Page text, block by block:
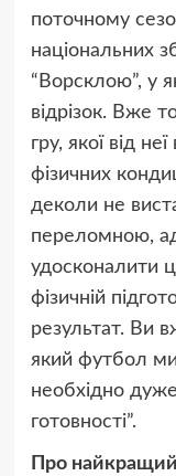
поточному
національних
“Ворсклою”, у
відрізок. Вже
гру, якої від
фізичних
деколи не
переломною,
удосконалити
фізичній
результат. Ви
який футбол
необхідно
готовності”.
Про